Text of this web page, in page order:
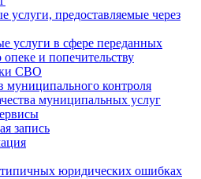
предоставляемые через
услуги в сфере переданных
и попечительству
СВО
муниципального контроля
муниципальных услуг
запись
юридических ошибках